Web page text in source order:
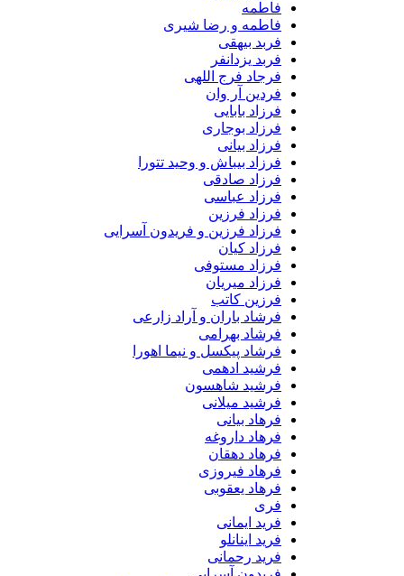
فاطمه و رضا شیری
فربد بیهقی
فربد یزدانفر
فرجاد فرج اللهی
فردین آر وان
فرزاد بابایی
فرزاد بوجاری
فرزاد بیانی
فرزاد بیباش و وحید تتورا
فرزاد صادقی
فرزاد عباسی
فرزاد فرزین
فرزاد فرزین و فریدون آسرایی
فرزاد کیان
فرزاد مستوفی
فرزاد میریان
فرزین کاتب
فرشاد باران و آراد زارعی
فرشاد بهرامی
فرشاد پیکسل و نیما اهورا
فرشید ادهمی
فرشید شاهسون
فرشید میلانی
فرهاد بیانی
فرهاد داروغه
فرهاد دهقان
فرهاد فیروزی
فرهاد یعقوبی
فرید ایمانی
فرید اینانلو
فرید رحمانی